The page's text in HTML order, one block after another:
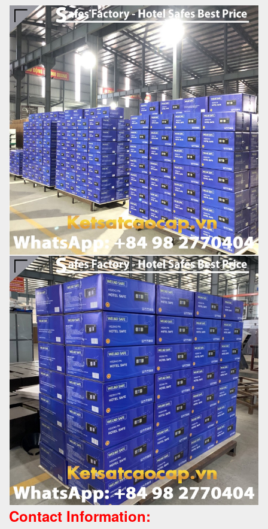
Contact Information: